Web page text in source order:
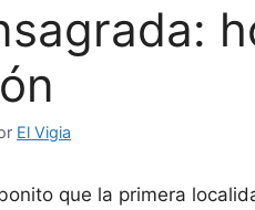
El Vigia
que la primera